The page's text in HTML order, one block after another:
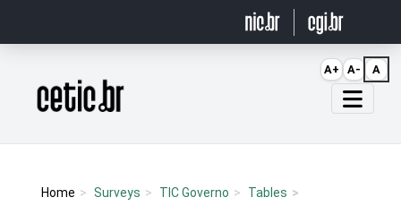
Página inicial
Home Surveys TIC Governo Tables
A+ A- A